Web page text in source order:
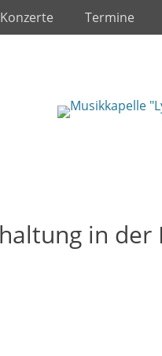
Konzerte Termine
in der